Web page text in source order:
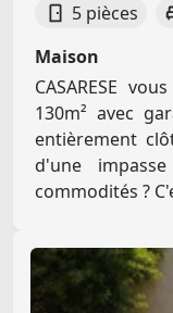
5 pièces
Maison
CASARESE
130m² avec
entièrement
d'une
commodités ?